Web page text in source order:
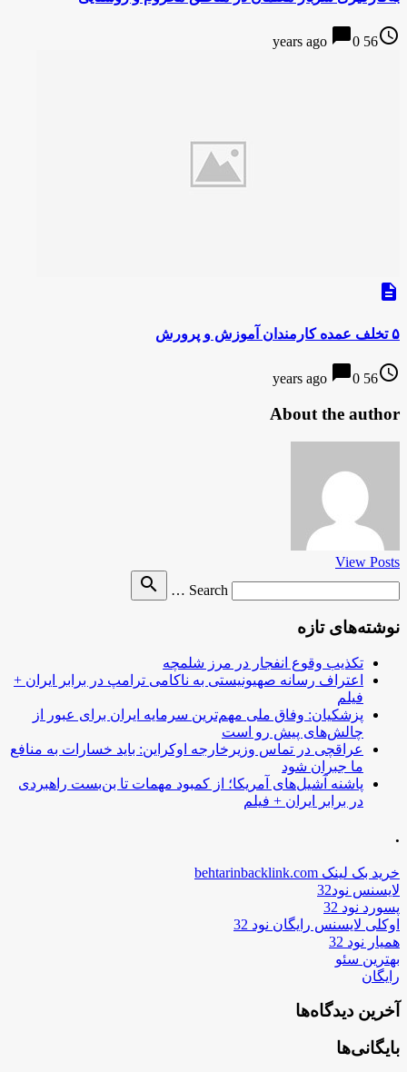
access_time
56 years ago
chat_bubble0
description
۵ تخلف عمده کارمندان آموزش‌ و پرورش
access_time
56 years ago
chat_bubble0
About the author
View Posts
Search …
search
نوشته‌های تازه
تکذیب وقوع انفجار در مرز شلمچه
اعتراف رسانه صهیونیستی به ناکامی ترامپ در برابر ایران +
فیلم
پزشکیان: وفاق ملی مهم‌ترین سرمایه ایران برای عبور از
چالش‌های پیش رو است
عراقچی در تماس وزیرخارجه اوکراین: باید خسارات به منافع
ما جبران شود
پاشنه آشیل‌های آمریکا؛ از کمبود مهمات تا بن‌بست راهبردی
در برابر ایران + فیلم
.
خرید بک لینک behtarinbacklink.com
لایسنس نود32
پسورد نود 32
اوکلی لایسنس رایگان نود 32
همیار نود 32
بهترین سئو
رایگان
آخرین دیدگاه‌ها
بایگانی‌ها